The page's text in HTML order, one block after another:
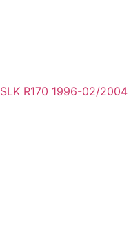
SLK R170 1996-02/2004